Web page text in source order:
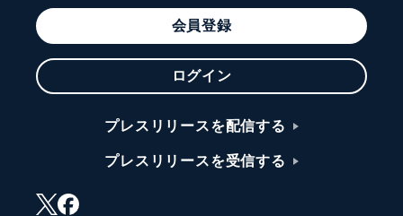
会員登録
ログイン
プレスリリースを配信する
プレスリリースを受信する